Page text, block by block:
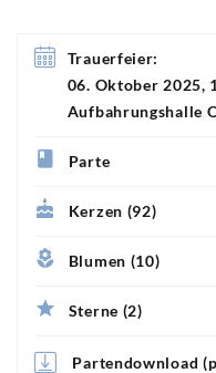
Trauerfeier:
06. Oktober 2025,
Aufbahrungshalle
Parte
Kerzen (92)
Blumen (10)
Sterne (2)
Partendownload